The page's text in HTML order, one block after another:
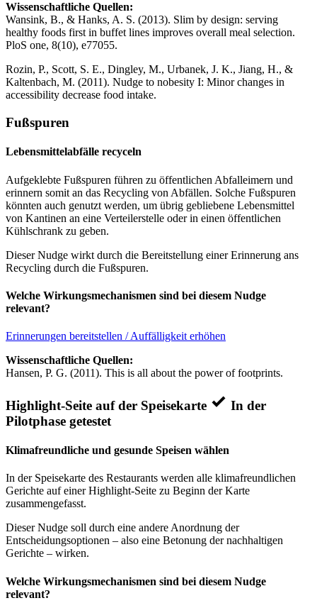
Wissenschaftliche Quellen:
Wansink, B., & Hanks, A. S. (2013). Slim by design: serving
healthy foods first in buffet lines improves overall meal selection.
PloS one, 8(10), e77055.
Rozin, P., Scott, S. E., Dingley, M., Urbanek, J. K., Jiang, H., &
Kaltenbach, M. (2011). Nudge to nobesity I: Minor changes in
accessibility decrease food intake.
Fußspuren
Lebensmittelabfälle recyceln
Aufgeklebte Fußspuren führen zu öffentlichen Abfalleimern und
erinnern somit an das Recycling von Abfällen. Solche Fußspuren
könnten auch genutzt werden, um übrig gebliebene Lebensmittel
von Kantinen an eine Verteilerstelle oder in einen öffentlichen
Kühlschrank zu geben.
Dieser Nudge wirkt durch die Bereitstellung einer Erinnerung ans
Recycling durch die Fußspuren.
Welche Wirkungsmechanismen sind bei diesem Nudge
relevant?
Erinnerungen bereitstellen / Auffälligkeit erhöhen
Wissenschaftliche Quellen:
Hansen, P. G. (2011). This is all about the power of footprints.
Highlight-Seite auf der Speisekarte
In der
Pilotphase getestet
Klimafreundliche und gesunde Speisen wählen
In der Speisekarte des Restaurants werden alle klimafreundlichen
Gerichte auf einer Highlight-Seite zu Beginn der Karte
zusammengefasst.
Dieser Nudge soll durch eine andere Anordnung der
Entscheidungsoptionen – also eine Betonung der nachhaltigen
Gerichte – wirken.
Welche Wirkungsmechanismen sind bei diesem Nudge
relevant?